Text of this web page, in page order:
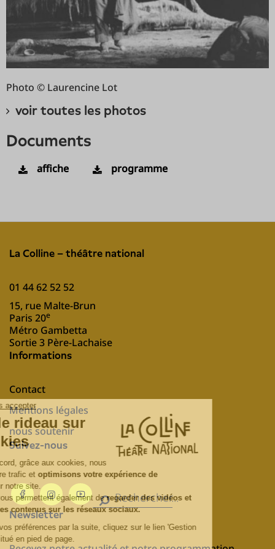
Photo © Laurencine Lot
voir toutes les photos
documents
affiche programme
La Colline – théâtre national
01 44 62 52 52
15, rue Malte-Brun
Paris 20e
Métro Gambetta
Sortie 3 Père-Lachaise
Informations
Contact
Mentions légales
nous soutenir
Suivez-nous
Newsletter